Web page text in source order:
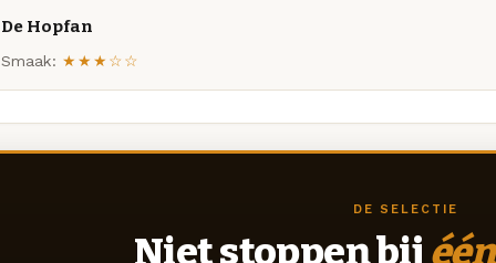
De Hopfan
Smaak: ★★★☆☆
DE SELECTIE
Niet stoppen bij één